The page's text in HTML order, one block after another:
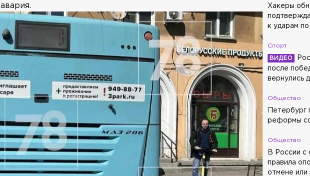
Хакеры
к ударам
Спорт
после
вернулись
Общество
Петербург
реформы
Общество
В России с
правила
отмене или